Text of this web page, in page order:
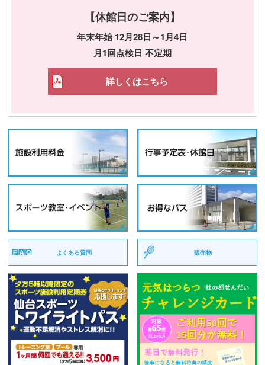
【休館日のご案内】
年末年始 12月28日～1月4日
月1回点検日 不定期
詳しくはこちら
よくある質問 販売物